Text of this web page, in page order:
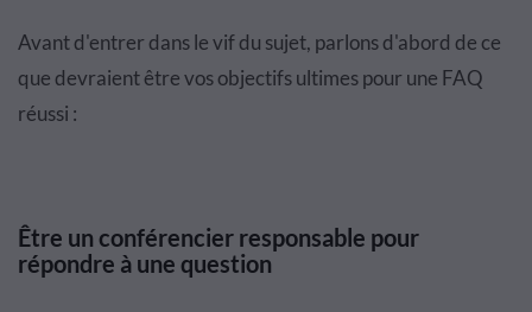
Avant d'entrer dans le vif du sujet, parlons d'abord de ce
que devraient être vos objectifs ultimes pour une FAQ
réussi :
Être un conférencier responsable pour
répondre à une question